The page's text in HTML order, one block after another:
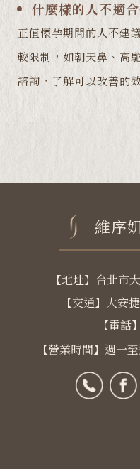
什麼樣的人不適
正值懷孕期間的人不建
較限制，如朝天鼻、高
諮詢，了解可以改善的
維序
【地址】台北市
【交通】大安
【電話】
【營業時間】週一